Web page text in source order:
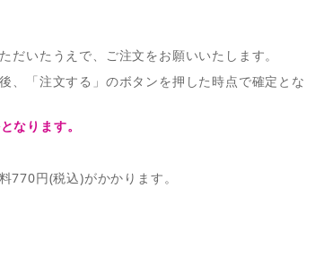
いたうえで、ご注文をお願いいたします。
、「注文する」のボタンを押した時点で確定とな
なります。
円(税込)がかかります。